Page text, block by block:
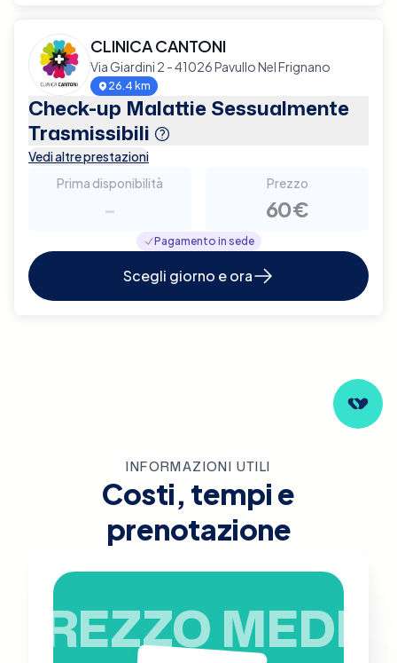
CLINICA CANTONI
Via Giardini 2 - 41026 Pavullo Nel Frignano
26.4 km
Check-up Malattie Sessualmente
Trasmissibili
Vedi altre prestazioni
Prima disponibilità
-
Prezzo
60€
Pagamento in sede
Scegli giorno e ora
INFORMAZIONI UTILI
Costi, tempi e
prenotazione
PREZZO MEDIO